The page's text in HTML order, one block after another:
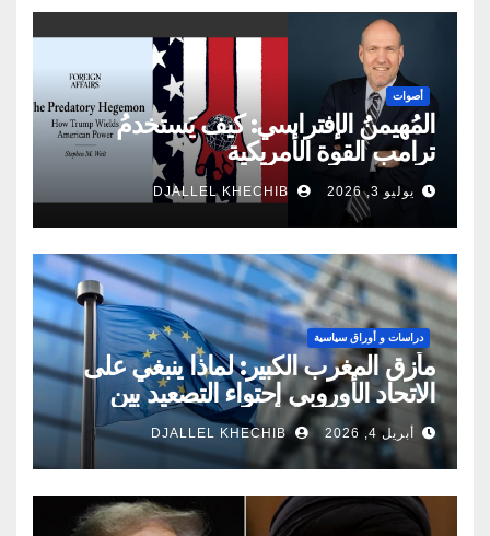
أصوات
المُهيمنُ الإفتراسي: كيف يَستخدمُ
ترامب القوة الأمريكية
يوليو 3, 2026
دراسات و أوراق سياسية
مأزق المغرب الكبير: لماذا ينبغي على
الاتحاد الأوروبي احتواء التصعيد بين
الجزائر والمغربالأقصى وكيف؟
أبريل 4, 2026 DJALLEL KHECHIB